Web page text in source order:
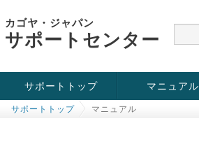
カゴヤ・ジャパン
サポートセンター
サポートトップ
お役立ち情報
チュートリアル
障害・メンテナンス情報
マニュアル
KVM
OpenVZ
Windows Server
SSH接続
ドメイン
SSL
サポートトップ マニュアル